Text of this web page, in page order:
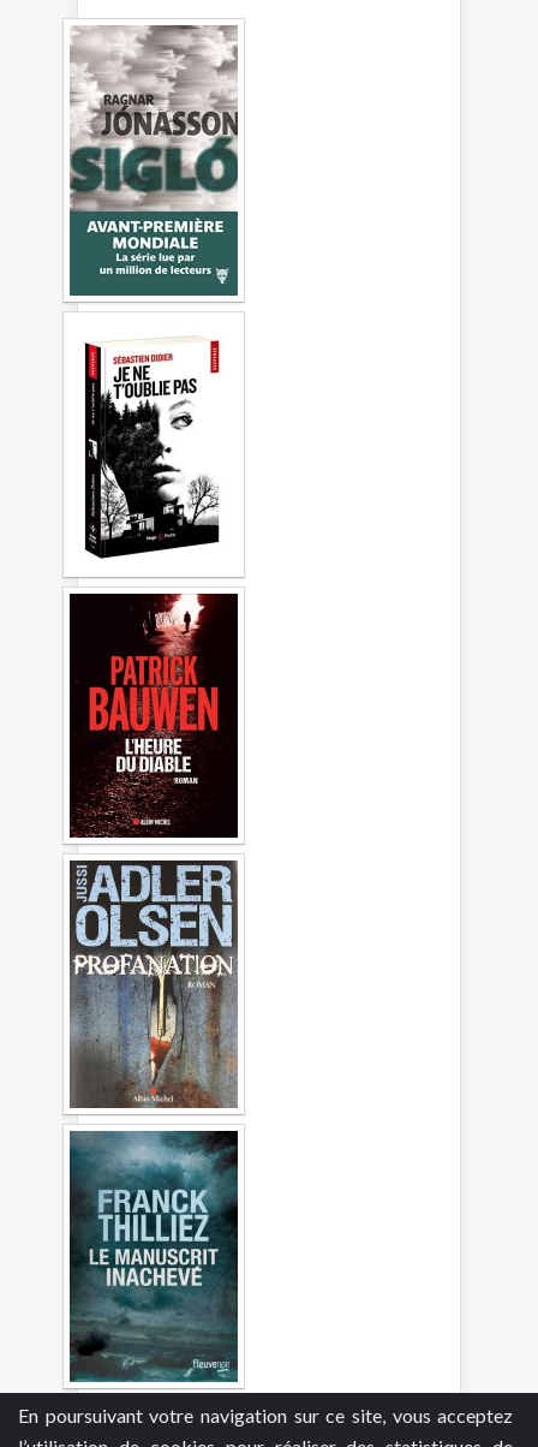
En poursuivant votre navigation sur ce site, vous acceptez